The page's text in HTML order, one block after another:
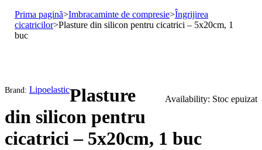
Prima pagină>Imbracaminte de compresie>Îngrijirea
cicatricilor>Plasture din silicon pentru cicatrici – 5x20cm, 1
buc
Availability: Stoc epuizat
Brand: LipoelasticPlasture
din silicon pentru
cicatrici – 5x20cm, 1 buc